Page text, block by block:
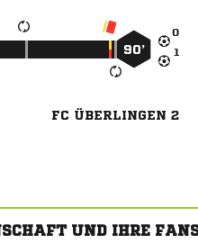


90’
FC ÜBERLINGEN 2
UND IHRE